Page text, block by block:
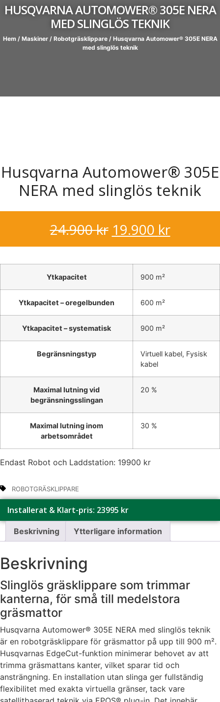
HUSQVARNA AUTOMOWER® 305E NERA
MED SLINGLÖS TEKNIK
Hem/ Maskiner/ Robotgräsklippare/ Husqvarna Automower® 305E NERA
med slinglös teknik
Husqvarna Automower® 305E
NERA med slinglös teknik
24.900kr Det
ursprungliga
priset
24.900 kr.
19.900 krDet
priset
19.900
Ytkapacitet 900 m²
Ytkapacitet – oregelbunden 600 m²
Ytkapacitet – systematisk 900 m²
Begränsningstyp
Virtuell kabel, Fysisk
kabel
Maximal lutning vid
begränsningsslingan
20 %
Maximal lutning inom
arbetsområdet
30 %
Endast Robot och Laddstation: 19900 kr
ROBOTGRÄSKLIPPARE
Installerat & Klart-pris: 23995 kr
Beskrivning Ytterligare information
Beskrivning
Slinglös gräsklippare som trimmar
kanterna, för små till medelstora
gräsmattor
Husqvarna Automower® 305E NERA med slinglös teknik
är en robotgräsklippare för gräsmattor på upp till 900 m².
Husqvarnas EdgeCut-funktion minimerar behovet av att
trimma gräsmattans kanter, vilket sparar tid och
ansträngning. En installation utan slinga ger fullständig
flexibilitet med exakta virtuella gränser, tack vare